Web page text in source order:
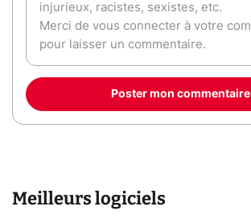
Poster mon commentaire
Meilleurs logiciels